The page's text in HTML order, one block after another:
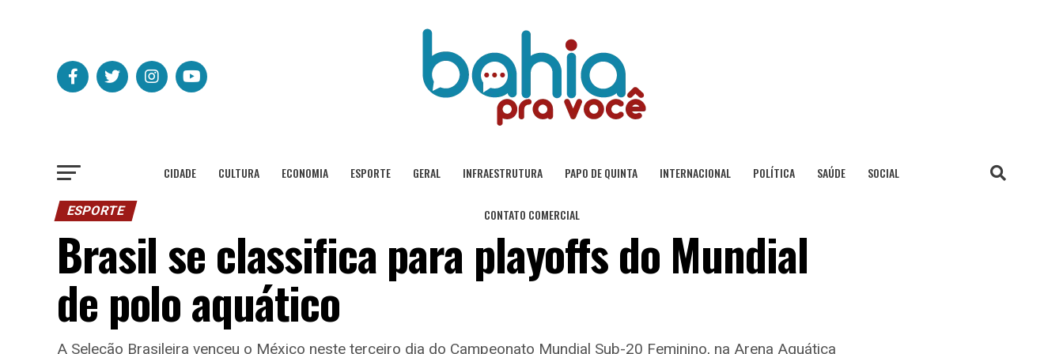
CIDADE CULTURA ECONOMIA ESPORTE GERAL INFRAESTRUTURA PAPO DE QUINTA INTERNACIONAL POLÍTICA SAÚDE SOCIAL
CONTATO COMERCIAL
ESPORTE
Brasil se classifica para playoffs do Mundial
de polo aquático
A Seleção Brasileira venceu o México neste terceiro dia do Campeonato Mundial Sub-20 Feminino, na Arena Aquática